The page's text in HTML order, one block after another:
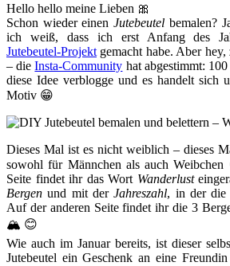
Hello hello meine Lieben 🎀
Schon wieder einenJutebeutel bemalen?
ich weiß, dass ich erst Anfang des
Jutebeutel-Projekt gemacht habe. Aber
– dieInsta-Community hat abgestimmt:
diese Idee verblogge und es handelt sich
Motiv 😁
Dieses Mal ist es nicht weiblich – dieses
sowohl für Männchen als auch
Seite findet ihr das Wort Wanderlust
Bergen und mit derJahreszahl, in der die
Auf der anderen Seite findet ihr die 3
🏔 😊
Wie auch im Januar bereits, ist dieser
Jutebeutel ein Geschenk an eine